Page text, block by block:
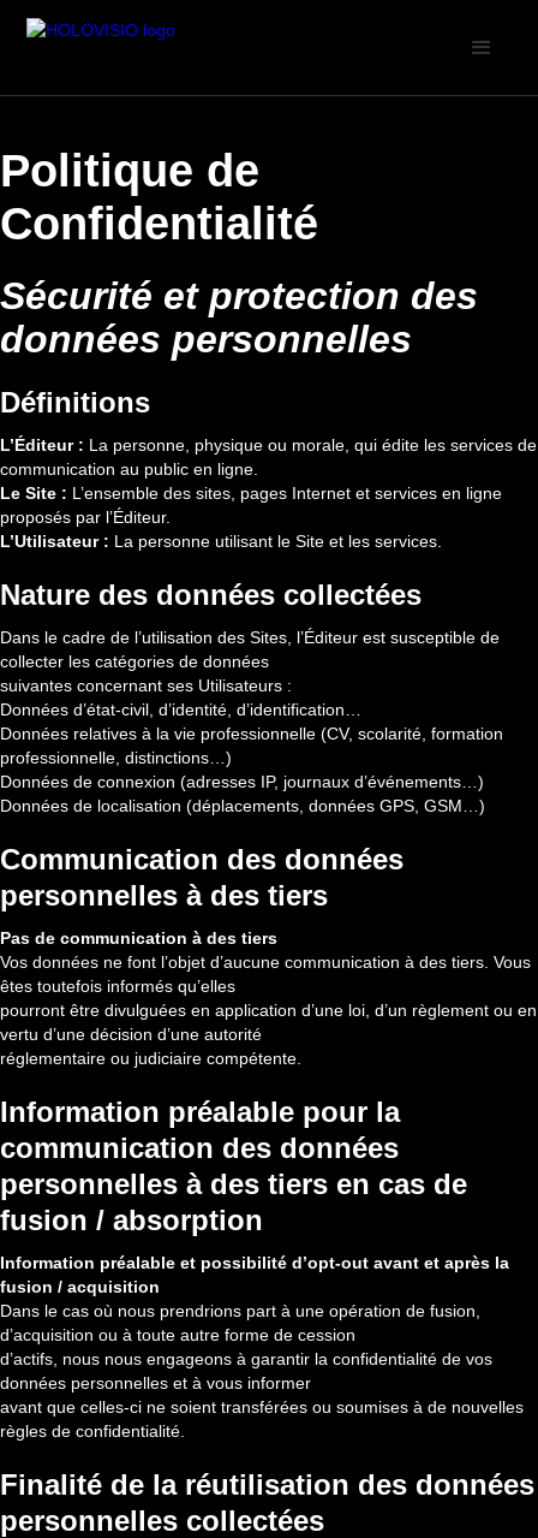
Politique de
Confidentialité
Sécurité et protection des
données personnelles
Définitions
L’Éditeur : La personne, physique ou morale, qui édite les services de
communication au public en ligne.
Le Site : L’ensemble des sites, pages Internet et services en ligne
proposés par l’Éditeur.
L’Utilisateur : La personne utilisant le Site et les services.
Nature des données collectées
Dans le cadre de l’utilisation des Sites, l’Éditeur est susceptible de
collecter les catégories de données
suivantes concernant ses Utilisateurs :
Données d’état-civil, d’identité, d’identification…
Données relatives à la vie professionnelle (CV, scolarité, formation
professionnelle, distinctions…)
Données de connexion (adresses IP, journaux d’événements…)
Données de localisation (déplacements, données GPS, GSM…)
Communication des données
personnelles à des tiers
Pas de communication à des tiers
Vos données ne font l’objet d’aucune communication à des tiers. Vous
êtes toutefois informés qu’elles
pourront être divulguées en application d’une loi, d’un règlement ou en
vertu d’une décision d’une autorité
réglementaire ou judiciaire compétente.
Information préalable pour la
communication des données
personnelles à des tiers en cas de
fusion / absorption
Information préalable et possibilité d’opt-out avant et après la
fusion / acquisition
Dans le cas où nous prendrions part à une opération de fusion,
d’acquisition ou à toute autre forme de cession
d’actifs, nous nous engageons à garantir la confidentialité de vos
données personnelles et à vous informer
avant que celles-ci ne soient transférées ou soumises à de nouvelles
règles de confidentialité.
Finalité de la réutilisation des données
personnelles collectées